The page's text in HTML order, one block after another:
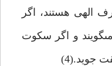
الهى هستند، اگر
و اگر سكوت
جويد.(4)